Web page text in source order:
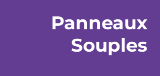
Panneaux
Souples